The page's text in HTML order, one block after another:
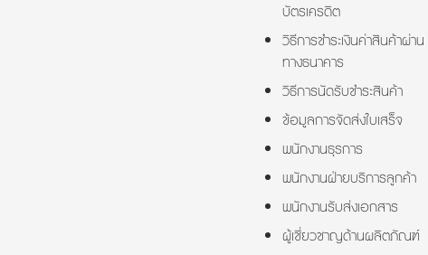
บัตรเครดิต
วิธีการชำระเงินค่าสินค้าผ่าน
ทางธนาคาร
วิธีการนัดรับชำระสินค้า
ข้อมูลการจัดส่งใบเสร็จ
พนักงานธุรการ
พนักงานฝ่ายบริการลูกค้า
พนักงานรับส่งเอกสาร
ผู้เชี่ยวชาญด้านผลิตภัณฑ์